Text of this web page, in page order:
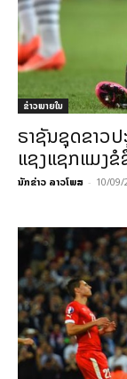
ຂ່າວພາຍ​ໃນ
ຣາຊັນຊຸດຂາວ
ແຊງແຊກແມງຂໍ
ນັກຂ່າວ ລາວໂພສ - 10/09/